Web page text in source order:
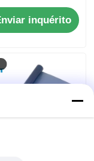
Nano
à prova de
Tinting Film
inquérito